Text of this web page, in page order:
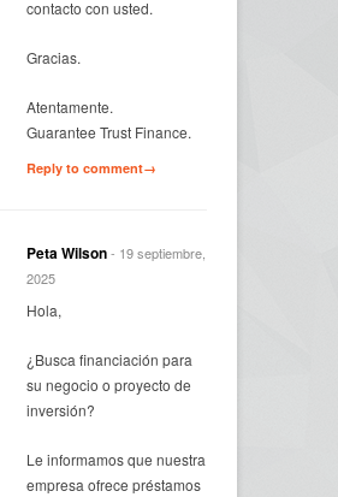
contacto con usted.
Gracias.
Atentamente.
Guarantee Trust Finance.
Reply to comment→
Peta Wilson- 19 septiembre,
2025
Hola,
¿Busca financiación para
su negocio o proyecto de
inversión?
Le informamos que nuestra
empresa ofrece préstamos